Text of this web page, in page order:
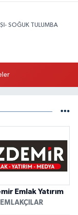
SOĞUK TULUMBA
Emlak Yatırım
EMLAKÇILAR